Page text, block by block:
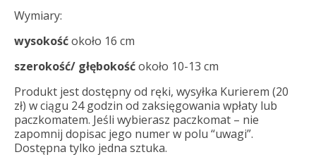
Wymiary:
wysokośćokoło 16 cm
szerokość/ głębokośćokoło 10-13 cm
Produkt jest dostępny od ręki, wysyłka Kurierem (20
zł) w ciągu 24 godzin od zaksięgowania wpłaty lub
paczkomatem. Jeśli wybierasz paczkomat – nie
zapomnij dopisac jego numer w polu “uwagi”.
Dostępna tylko jedna sztuka.